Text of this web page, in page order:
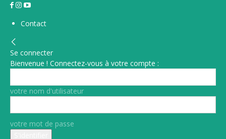
Contact
Se connecter
Bienvenue ! Connectez-vous à votre compte :
votre nom d'utilisateur
votre mot de passe